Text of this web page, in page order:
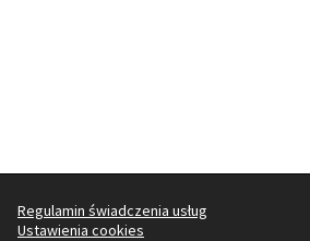
Regulamin świadczenia usług
Ustawienia cookies